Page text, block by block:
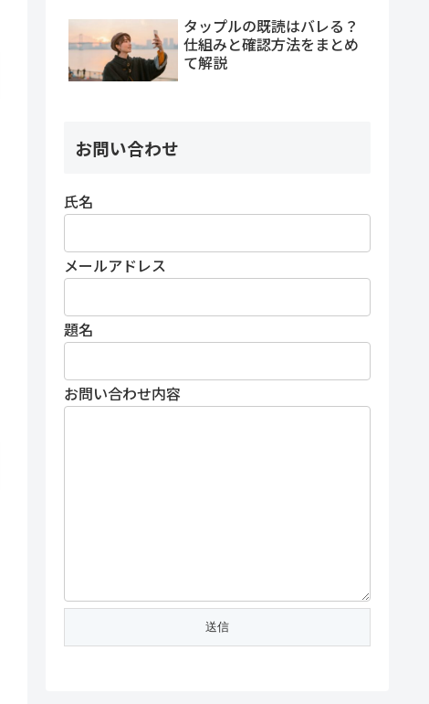
タップルの既読はバレる？
仕組みと確認方法をまとめ
て解説
お問い合わせ
氏名
メールアドレス
題名
お問い合わせ内容